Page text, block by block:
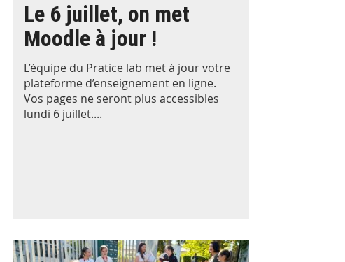
Le 6 juillet, on met
Moodle à jour !
L’équipe du Pratice lab met à jour votre
plateforme d’enseignement en ligne.
Vos pages ne seront plus accessibles
lundi 6 juillet....